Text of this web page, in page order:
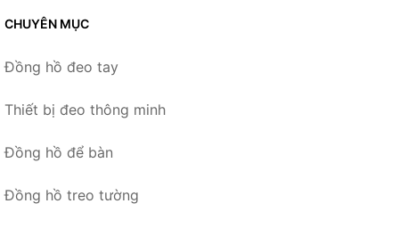
CHUYÊN MỤC
Đồng hồ đeo tay
Thiết bị đeo thông minh
Đồng hồ để bàn
Đồng hồ treo tường